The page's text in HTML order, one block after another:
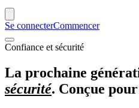
Se connecterCommencer
Confiance et sécurité
La prochaine
sécurité. Conçue